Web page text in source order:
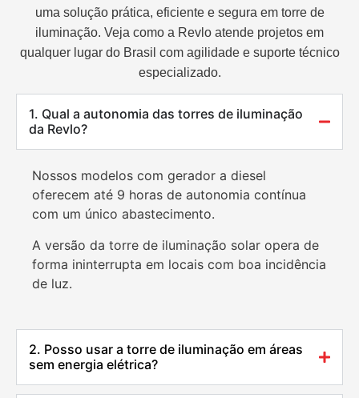
uma solução prática, eficiente e segura em torre de
iluminação. Veja como a Revlo atende projetos em
qualquer lugar do Brasil com agilidade e suporte técnico
especializado.
1. Qual a autonomia das torres de iluminação
da Revlo?
Nossos modelos com gerador a diesel
oferecem até 9 horas de autonomia contínua
com um único abastecimento.
A versão da torre de iluminação solar opera de
forma ininterrupta em locais com boa incidência
de luz.
2. Posso usar a torre de iluminação em áreas
sem energia elétrica?